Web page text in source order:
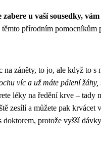
u vaší sousedky,
přírodním pomocníkům
na záněty, to jo, ale když to s
víc a už máte pálení
léky na ředění krve – tady
zesílí a můžete pak krvácet
doktorem, protože vyšší